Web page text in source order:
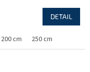
R
A
DETAIL
200 cm 250 cm